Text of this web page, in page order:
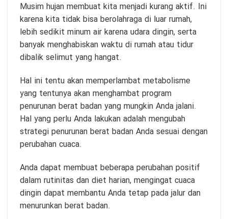
Musim hujan membuat kita menjadi kurang aktif. Ini
karena kita tidak bisa berolahraga di luar rumah,
lebih sedikit minum air karena udara dingin, serta
banyak menghabiskan waktu di rumah atau tidur
dibalik selimut yang hangat.
Hal ini tentu akan memperlambat metabolisme
yang tentunya akan menghambat program
penurunan berat badan yang mungkin Anda jalani.
Hal yang perlu Anda lakukan adalah mengubah
strategi penurunan berat badan Anda sesuai dengan
perubahan cuaca.
Anda dapat membuat beberapa perubahan positif
dalam rutinitas dan diet harian, mengingat cuaca
dingin dapat membantu Anda tetap pada jalur dan
menurunkan berat badan.